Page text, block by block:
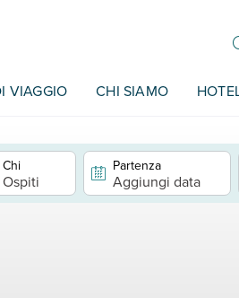
VIAGGIO CHI SIAMO
Chi
Ospiti
Partenza
Aggiungi data